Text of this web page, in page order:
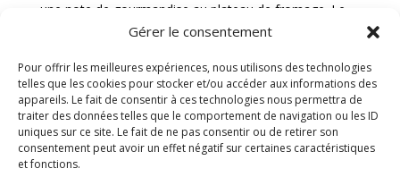
Gérer le consentement
Pour offrir les meilleures expériences, nous utilisons des technologies
telles que les cookies pour stocker et/ou accéder aux informations des
appareils. Le fait de consentir à ces technologies nous permettra de
traiter des données telles que le comportement de navigation ou les ID
uniques sur ce site. Le fait de ne pas consentir ou de retirer son
consentement peut avoir un effet négatif sur certaines caractéristiques
et fonctions.
une note de gourmandise au plateau de fromage. Le
mariage entre le croquant des noix, le caramel fondant
explosion de saveurs en bouche. Ces noix sont
préparées avec soin pour offrir une expérience
gustative unique.
Graines de courge grillées